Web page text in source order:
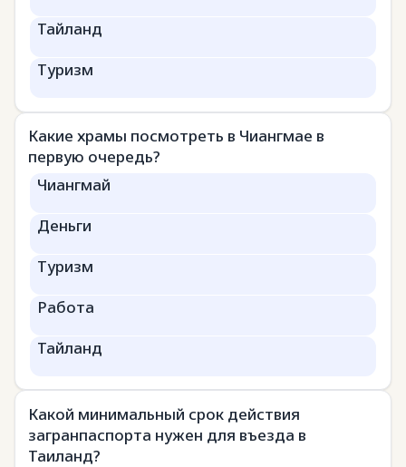
Тайланд
Туризм
Какие храмы посмотреть в Чиангмае в
первую очередь?
Чиангмай
Деньги
Туризм
Работа
Тайланд
Какой минимальный срок действия
загранпаспорта нужен для въезда в
Таиланд?